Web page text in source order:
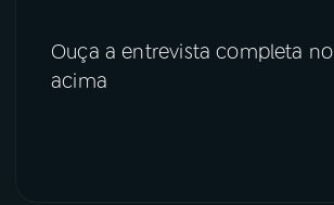
Ouça a entrevista completa no
acima